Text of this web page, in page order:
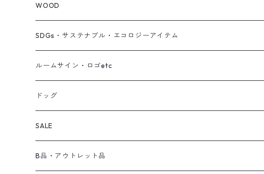
クリアファイル
食品
薬膳茶 YAKUZEN CHA
WEAR
TOPS
Pants
TABLE WEAR
Handmade Accessories
Washcloth
Interior
だるま
WOOD
SDGs・サステナブル・エコロジーアイテム
ルームサイン・ロゴetc
ルームサイン
ロゴ
ドッグ
SALE
B品・アウトレット品